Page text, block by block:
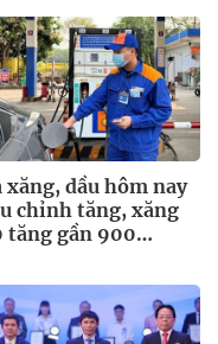
xăng, dầu hôm nay
chỉnh tăng, xăng
tăng gần 900